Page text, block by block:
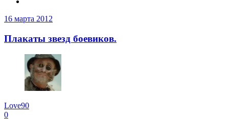
16 марта 2012
Плакаты звезд боевиков.
Love90
0